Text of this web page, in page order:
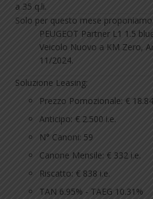
a 35 q.li.
Solo per questo mese
PEUGEOT Partner L1 1.5
Veicolo Nuovo a KM Zero,
11/2024.
Soluzione Leasing:
Prezzo Pomozionale: €
Anticipo: € 2.500 i.e.
N° Canoni: 59
Canone Mensile: € 332 i.e.
Riscatto: € 838 i.e.
TAN 6.95% - TAEG 10.31%